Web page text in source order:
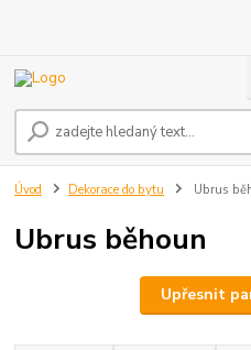
Úvod Dekorace do bytu Ubrus
Ubrus běhoun
Upřesnit